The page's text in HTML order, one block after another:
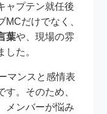
ャプテン就任後
だけでなく、
葉や、現場の雰
した。
マンスと感情表
。そのため、
メンバーが悩み